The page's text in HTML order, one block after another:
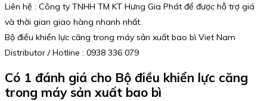
Liên hệ : Công ty TNHH TM KT Hưng Gia Phát để được hỗ trợ giá
và thời gian giao hàng nhanh nhất.
Bộ điều khiển lực căng trong máy sản xuất bao bì Viet Nam
Distributor / Hotline : 0938 336 079
Có 1 đánh giá cho Bộ điều khiển lực căng
trong máy sản xuất bao bì